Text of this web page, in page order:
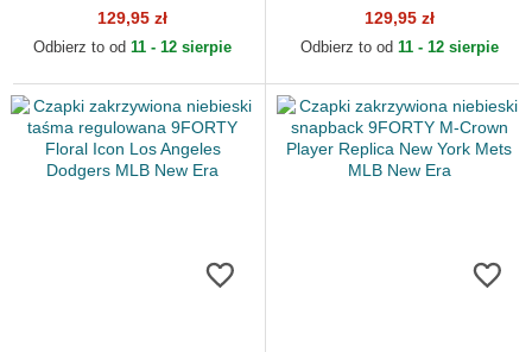
9FORTY The League Los
Angeles Dodgers MLB New
129,95 zł
Odbierz to od 11 - 12 sierpie
129,95 zł
Odbierz to od 11 - 12 sierpie